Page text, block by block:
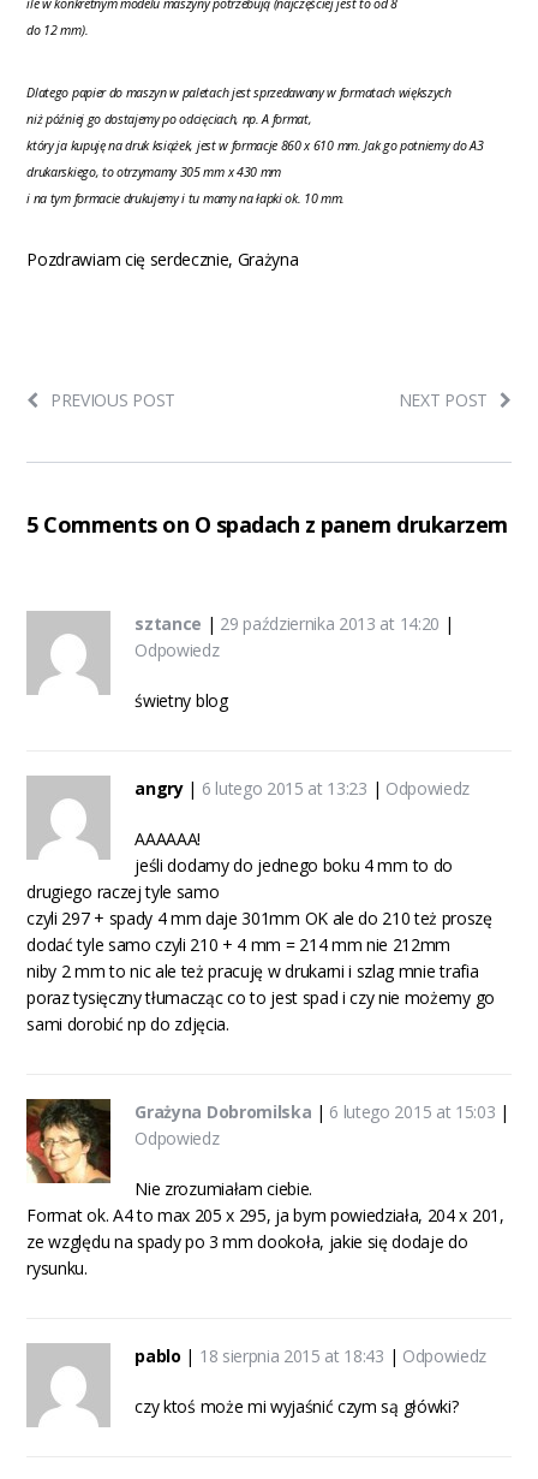
ile w konkretnym modelu maszyny potrzebują (najczęściej jest to od 8
do 12 mm).
Dlatego papier do maszyn w paletach jest sprzedawany w formatach większych
niż później go dostajemy po odcięciach, np. A format,
który ja kupuję na druk książek, jest w formacje 860 x 610 mm. Jak go potniemy do A3
drukarskiego, to otrzymamy 305 mm x 430 mm
i na tym formacie drukujemy i tu mamy na łapki ok. 10 mm.
Pozdrawiam cię serdecznie, Grażyna
PREVIOUS POST NEXT POST
5 Comments on O spadach z panem drukarzem
sztance | 29 października 2013 at 14:20 |
Odpowiedz
świetny blog
angry| 6 lutego 2015 at 13:23 | Odpowiedz
AAAAAA!
jeśli dodamy do jednego boku 4 mm to do
drugiego raczej tyle samo
czyli 297 + spady 4 mm daje 301mm OK ale do 210 też proszę
dodać tyle samo czyli 210 + 4 mm = 214 mm nie 212mm
niby 2 mm to nic ale też pracuję w drukarni i szlag mnie trafia
poraz tysięczny tłumacząc co to jest spad i czy nie możemy go
sami dorobić np do zdjęcia.
Grażyna Dobromilska | 6 lutego 2015 at 15:03 |
Odpowiedz
Nie zrozumiałam ciebie.
Format ok. A4 to max 205 x 295, ja bym powiedziała, 204 x 201,
ze względu na spady po 3 mm dookoła, jakie się dodaje do
rysunku.
pablo | 18 sierpnia 2015 at 18:43 | Odpowiedz
czy ktoś może mi wyjaśnić czym są główki?